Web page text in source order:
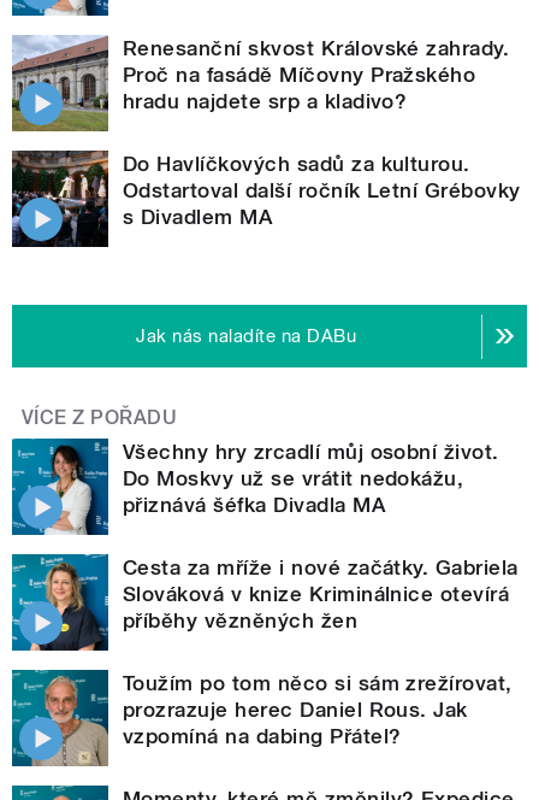
Renesanční skvost Královské zahrady.
Proč na fasádě Míčovny Pražského
hradu najdete srp a kladivo?
Do Havlíčkových sadů za kulturou.
Odstartoval další ročník Letní Grébovky
s Divadlem MA
Jak nás naladíte na DABu
VÍCE Z POŘADU
Všechny hry zrcadlí můj osobní život.
Do Moskvy už se vrátit nedokážu,
přiznává šéfka Divadla MA
Cesta za mříže i nové začátky. Gabriela
Slováková v knize Kriminálnice otevírá
příběhy vězněných žen
Toužím po tom něco si sám zrežírovat,
prozrazuje herec Daniel Rous. Jak
vzpomíná na dabing Přátel?